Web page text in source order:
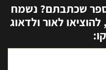
שכתבתם? נשמח
לאור ולדאוג